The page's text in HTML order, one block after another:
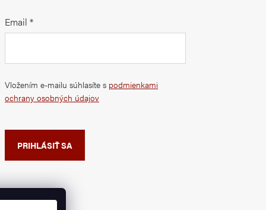
Email
Vložením e-mailu súhlasíte s podmienkami
ochrany osobných údajov
PRIHLÁSIŤ SA